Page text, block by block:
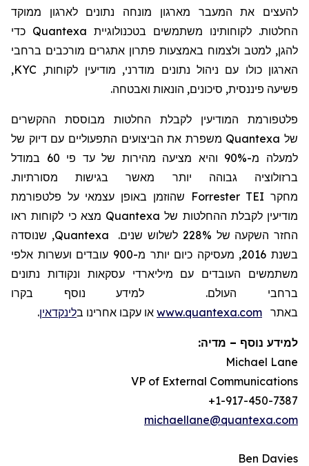
להעצים את המעבר מארגון מונחה נתונים לארגון ממוקד
החלטות. לקוחותינו משתמשים בטכנולוגיית Quantexa כדי
להגן, למטב ולצמוח באמצעות פתרון אתגרים מורכבים ברחבי
הארגון כולו עם ניהול נתונים מודרני, מודיעין לקוחות, KYC
,
פשיעה פיננסית, סיכונים, הונאות ואבטחה.
פלטפורמת המודיעין לקבלת החלטות מבוססת ההקשרים
של Quantexa משפרת את הביצועים התפעוליים עם דיוק של
למעלה מ-90% והיא מציעה מהירות של עד פי 60 במודל
ברזולוציה גבוהה יותר מאשר בגישות מסורתיות.
מחקר Forrester TEI שהוזמן באופן עצמאי על פלטפורמת
מודיעין לקבלת ההחלטות של Quantexa מצא כי לקוחות ראו
החזר השקעה של 228% לשלוש שנים.
Quantexa, שנוסדה
בשנת 2016, מעסיקה כיום יותר מ-900 עובדים ועשרות אלפי
משתמשים העובדים עם מיליארדי עסקאות ונקודות נתונים
ברחבי העולם. למידע נוסף בקרו
באתר www.quantexa.com או עקבו אחרינו בלינקדאין.
למידע נוסף – מדיה:
Michael Lane
VP of External Communications
+1-917-450-7387
michaellane@quantexa.com
Ben Davies